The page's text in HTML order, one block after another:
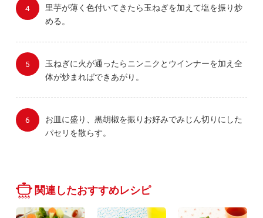
里芋が薄く色付いてきたら玉ねぎを加えて塩を振り炒
める。
玉ねぎに火が通ったらニンニクとウインナーを加え全
体が炒まればできあがり。
お皿に盛り、黒胡椒を振りお好みでみじん切りにした
パセリを散らす。
関連したおすすめレシピ